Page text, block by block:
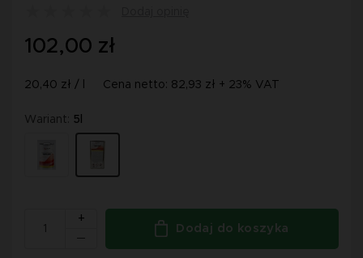
102,00 zł
20,40 zł / l Cena netto: 82,93 zł + 23% VAT
Wariant: 5l
+
Dodaj do koszyka